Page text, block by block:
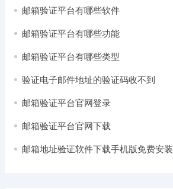
邮箱验证平台有哪些软件
邮箱验证平台有哪些功能
邮箱验证平台有哪些类型
验证电子邮件地址的验证码收不到
邮箱验证平台官网登录
邮箱验证平台官网下载
邮箱地址验证软件下载手机版免费安装